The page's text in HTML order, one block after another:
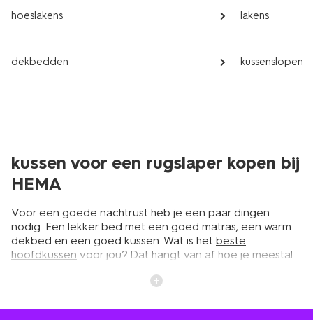
hoeslakens
dekbedden
lakens
kussenslopen
kussen voor een rugslaper kopen bij
HEMA
Voor een goede nachtrust heb je een paar dingen
nodig. Een lekker bed met een goed matras, een warm
dekbed en een goed kussen. Wat is het beste
hoofdkussen voor jou? Dat hangt van af hoe je meestal
hoofdkussen voor rugslapers aan te schaffen. Bij HEMA
ook voldoende keuze uit allerlei rugslaapkussens. Een